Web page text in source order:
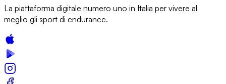
La piattaforma digitale numero uno in Italia per vivere al
meglio gli sport di endurance.